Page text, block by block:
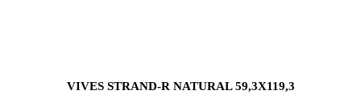
VIVES STRAND-R NATURAL 59,3X119,3